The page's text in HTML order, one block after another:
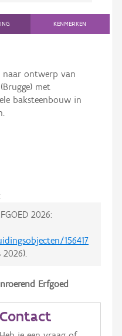
KENMERKEN
naar ontwerp van
met
baksteenbouw in
2026:
156417
2026).
Erfgoed
Contact